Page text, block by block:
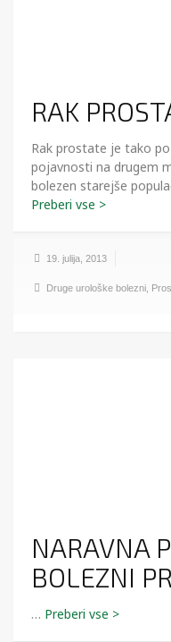
RAK
Rak prostate je tako
pojavnosti na drugem
bolezen starejše
19. julija, 2013
Druge urološke bolezni
NARAVNA
BOLEZNI
…